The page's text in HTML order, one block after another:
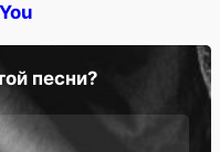
песни?